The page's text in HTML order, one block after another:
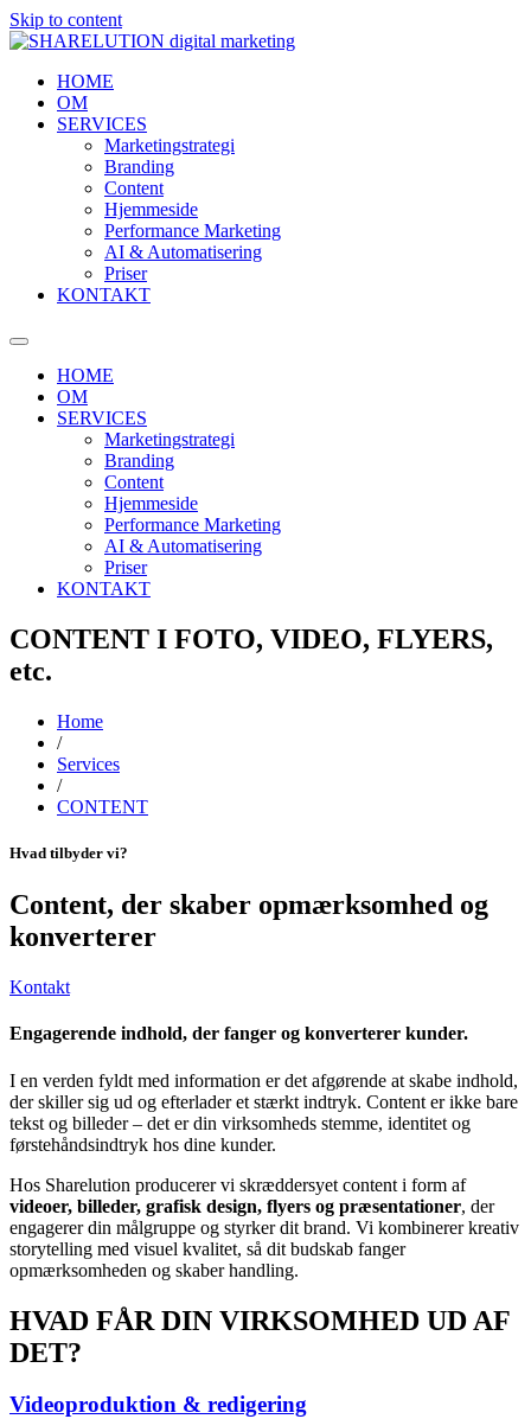
Skip to content
HOME
OM
SERVICES
Marketingstrategi
Branding
Content
Hjemmeside
Performance Marketing
AI & Automatisering
Priser
KONTAKT
HOME
OM
SERVICES
Marketingstrategi
Branding
Content
Hjemmeside
Performance Marketing
AI & Automatisering
Priser
KONTAKT
CONTENT I FOTO, VIDEO, FLYERS,
etc.
Home
/
Services​
/
CONTENT
Hvad tilbyder vi?
Content, der skaber opmærksomhed og
konverterer
Kontakt
Engagerende indhold, der fanger og konverterer kunder.
I en verden fyldt med information er det afgørende at skabe indhold,
der skiller sig ud og efterlader et stærkt indtryk. Content er ikke bare
tekst og billeder – det er din virksomheds stemme, identitet og
førstehåndsindtryk hos dine kunder.
Hos Sharelution producerer vi skræddersyet content i form af
videoer, billeder, grafisk design, flyers og præsentationer, der
engagerer din målgruppe og styrker dit brand. Vi kombinerer kreativ
storytelling med visuel kvalitet, så dit budskab fanger
opmærksomheden og skaber handling.
HVAD FÅR DIN VIRKSOMHED UD AF
DET?
Videoproduktion & redigering